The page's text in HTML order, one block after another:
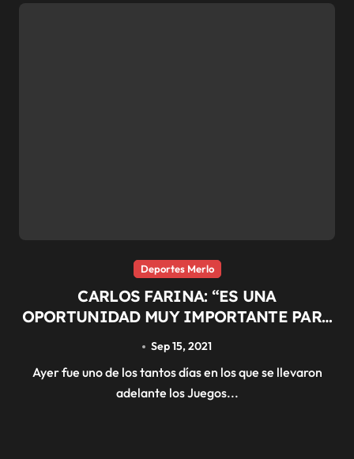
Deportes Merlo
CARLOS FARINA: “ES UNA
OPORTUNIDAD MUY IMPORTANTE PARA
TODOS LOS DEPORTISTAS DE MERLO”
Sep 15, 2021
Ayer fue uno de los tantos días en los que se llevaron
adelante los Juegos...